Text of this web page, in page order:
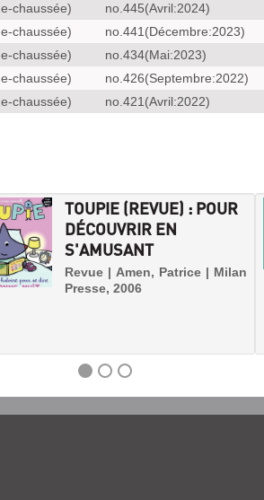
chaussée) no.445(Avril:2024)
chaussée) no.441(Décembre:2023)
chaussée) no.434(Mai:2023)
chaussée) no.426(Septembre:2022)
chaussée) no.421(Avril:2022)
TOUPIE (REVUE) : POUR
DÉCOUVRIR EN
S'AMUSANT
Revue | Amen, Patrice | Milan
Presse, 2006